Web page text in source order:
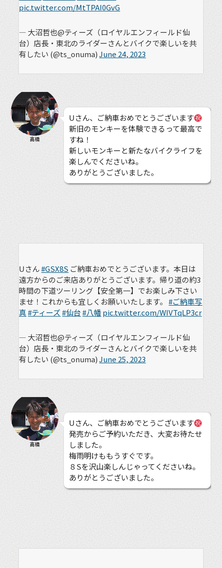
pic.twitter.com/MtTPAI0GvG
— 大沼哲也@ティーズ（ロイヤルエンフィールド仙
台）店長・東北のライダーさんとバイクで楽しいを共
有したい (@ts_onuma)June 24, 2023
高橋
Uさん、ご納車おめでとうございます
新旧のモンキーを体験できるって最高で
すね！
新しいモンキーと新たなバイクライフを
楽しんでくださいね。
ありがとうございました。
Uさん#GSX8S ご納車おめでとうございます。本日は
遠方からのご来店ありがとうございます。帰り道の約3
時間の下道ツーリング【安全第一】でお楽しみ下さい
ませ！これからも宜しくお願いいたします。#ご納車写
真#ティーズ#仙台#八幡pic.twitter.com/WIVTqLP3cr
— 大沼哲也@ティーズ（ロイヤルエンフィールド仙
台）店長・東北のライダーさんとバイクで楽しいを共
有したい (@ts_onuma)June 25, 2023
高橋
Uさん、ご納車おめでとうございます
発売からご予約いただき、大変お待たせ
しました。
梅雨明けももうすぐです。
８Sを沢山楽しんじゃってくださいね。
ありがとうございました。